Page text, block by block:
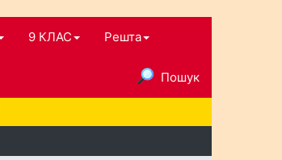
9 КЛАС Решта
Пошук